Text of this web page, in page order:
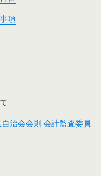
項
治会会則 会計監査委員